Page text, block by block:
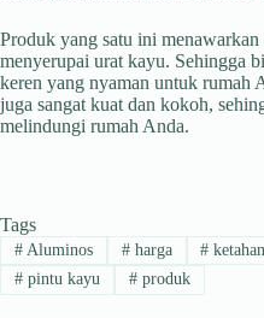
Produk yang satu ini
menyerupai urat kayu. Sehingga
keren yang nyaman untuk rumah
juga sangat kuat dan kokoh,
melindungi rumah Anda.
Tags
#Aluminos #harga #
#pintu kayu #produk